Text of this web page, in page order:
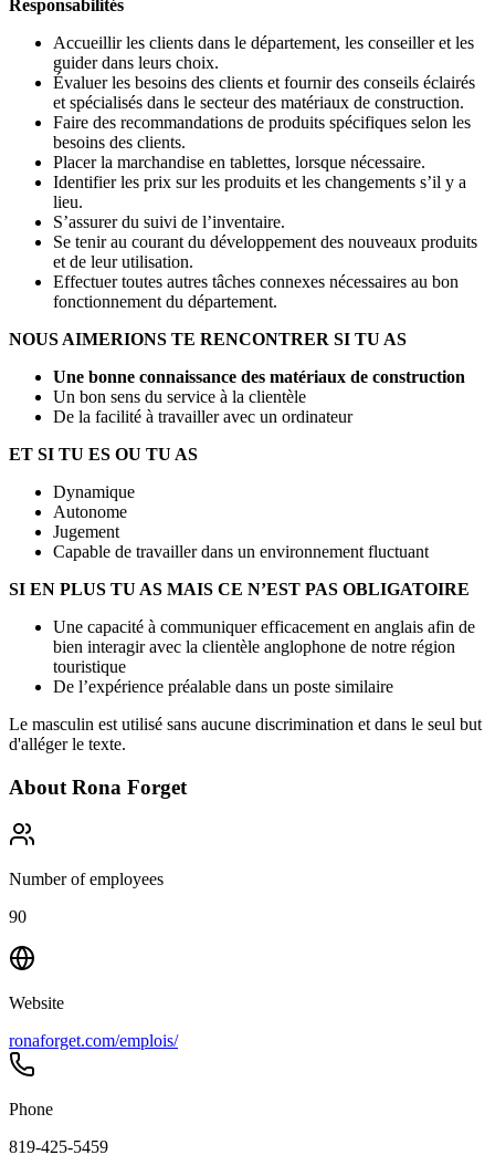
Responsabilités
Accueillir les clients dans le département, les conseiller et les
guider dans leurs choix.
Évaluer les besoins des clients et fournir des conseils éclairés
et spécialisés dans le secteur des matériaux de construction.
Faire des recommandations de produits spécifiques selon les
besoins des clients.
Placer la marchandise en tablettes, lorsque nécessaire.
Identifier les prix sur les produits et les changements s’il y a
lieu.
S’assurer du suivi de l’inventaire.
Se tenir au courant du développement des nouveaux produits
et de leur utilisation.
Effectuer toutes autres tâches connexes nécessaires au bon
fonctionnement du département.
NOUS AIMERIONS TE RENCONTRER SI TU AS
Une bonne connaissance des matériaux de construction
Un bon sens du service à la clientèle
De la facilité à travailler avec un ordinateur
ET SI TU ES OU TU AS
Dynamique
Autonome
Jugement
Capable de travailler dans un environnement fluctuant
SI EN PLUS TU AS MAIS CE N’EST PAS OBLIGATOIRE
Une capacité à communiquer efficacement en anglais afin de
bien interagir avec la clientèle anglophone de notre région
touristique
De l’expérience préalable dans un poste similaire
Le masculin est utilisé sans aucune discrimination et dans le seul but
d'alléger le texte.
About Rona Forget
Number of employees
90
Website
ronaforget.com/emplois/
Phone
819-425-5459